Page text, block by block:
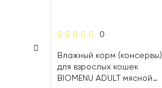
0
Влажный корм (консервы)
для взрослых кошек
BIOMENU ADULT мясной